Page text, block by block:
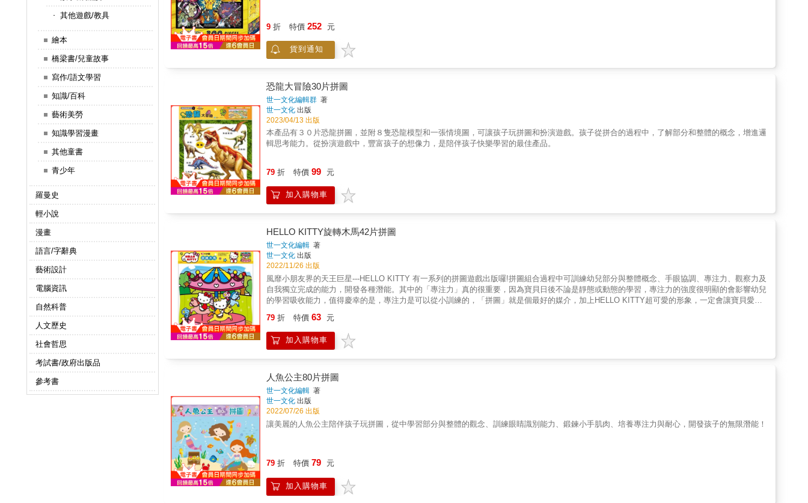
其他遊戲/教具
繪本
橋梁書/兒童故事
寫作/語文學習
知識/百科
藝術美勞
知識學習漫畫
其他童書
青少年
羅曼史
輕小說
漫畫
語言/字辭典
藝術設計
電腦資訊
自然科普
人文歷史
社會哲思
考試書/政府出版品
參考書
9 折 特價 252 元
貨到通知
恐龍大冒險30片拼圖
世一文化編輯群 著
世一文化 出版
2023/04/13 出版
本產品有３０片恐龍拼圖，並附８隻恐龍模型和一張情境圖，可讓孩子玩拼圖和扮演遊戲。孩子從拼合的過程中，了解部分和整體的概念，增進邏
輯思考能力。從扮演遊戲中，豐富孩子的想像力，是陪伴孩子快樂學習的最佳產品。
79 折 特價 99 元
加入購物車
HELLO KITTY旋轉木馬42片拼圖
世一文化編輯 著
世一文化 出版
2022/11/26 出版
風靡小朋友界的天王巨星---HELLO KITTY 有一系列的拼圖遊戲出版囉!拼圖組合過程中可訓練幼兒部分與整體概念、手眼協調、專注力、觀察力及
自我獨立完成的能力，開發各種潛能。其中的「專注力」真的很重要，因為寶貝日後不論是靜態或動態的學習，專注力的強度很明顯的會影響幼兒
的學習吸收能力，值得慶幸的是，專注力是可以從小訓練的，「拼圖」就是個最好的媒介，加上HELLO KITTY超可愛的形象，一定會讓寶貝愛不
親子互動的最棒學習教具。
79 折 特價 63 元
加入購物車
人魚公主80片拼圖
世一文化編輯 著
世一文化 出版
2022/07/26 出版
讓美麗的人魚公主陪伴孩子玩拼圖，從中學習部分與整體的觀念、訓練眼睛識別能力、鍛鍊小手肌肉、培養專注力與耐心，開發孩子的無限潛能！
79 折 特價 79 元
加入購物車